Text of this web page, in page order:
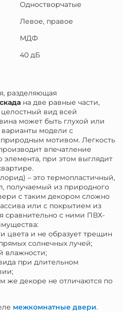
Одностворчатые
Левое, правое
МДФ
40 дБ
разделяющая
на две равные части,
вид всей
может быть глухой или
варианты модели с
мотивом. Легкость
впечатление
элемента, при этом выглядит
– это термопластичный,
получаемый из природного
с таким декором сложно
или с покрытием из
сравнительно с ними ПВХ-
цвета и не образует трещин
солнечных лучей;
влажности;
при длительном
же декоре не отличаются по
межкомнатные двери.